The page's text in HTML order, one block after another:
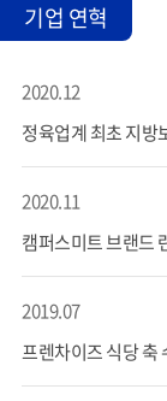
기업 연혁
2020.12
정육업계 최초 지방
2020.11
캠퍼스미트 브랜드
2019.07
프렌차이즈 식당 축